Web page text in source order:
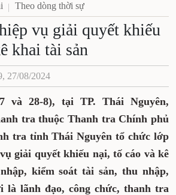
Theo dòng thời sự
vụ giải quyết khiếu
khai tài sản
27/08/2024
và 28-8), tại TP. Thái Nguyên,
tra thuộc Thanh tra Chính phủ
tra tỉnh Thái Nguyên tổ chức lớp
giải quyết khiếu nại, tố cáo và kê
kiểm soát tài sản, thu nhập,
là lãnh đạo, công chức, thanh tra